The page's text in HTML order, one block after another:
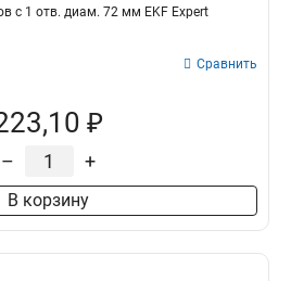
c 1 отв. диам. 72 мм EKF Expert
Сравнить
₽
– +
В корзину